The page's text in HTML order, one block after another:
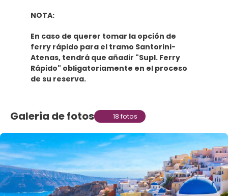
NOTA:
En caso de querer tomar la opción de
ferry rápido para el tramo Santorini-
Atenas, tendrá que añadir "Supl. Ferry
Rápido" obligatoriamente en el proceso
de su reserva.
Galeria de fotos 18 fotos